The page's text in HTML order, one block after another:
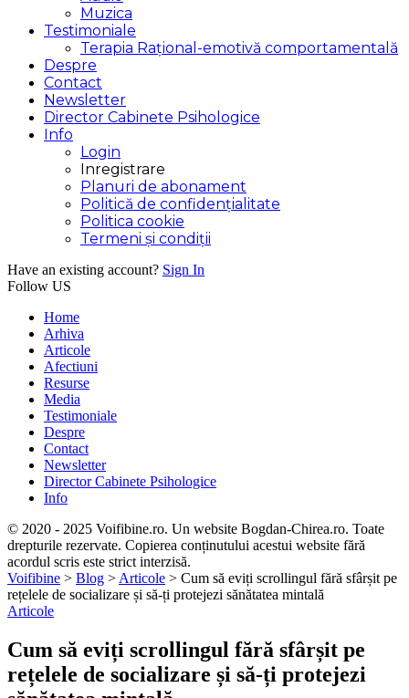
Muzica
Testimoniale
Terapia Rațional-emotivă comportamentală
Despre
Contact
Newsletter
Director Cabinete Psihologice
Info
Login
Inregistrare
Planuri de abonament
Politică de confidențialitate
Politica cookie
Termeni și condiții
Have an existing account? Sign In
Follow US
Home
Arhiva
Articole
Afectiuni
Resurse
Media
Testimoniale
Despre
Contact
Newsletter
Director Cabinete Psihologice
Info
© 2020 - 2025 Voifibine.ro. Un website Bogdan-Chirea.ro. Toate
drepturile rezervate. Copierea conținutului acestui website fără
acordul scris este strict interzisă.
Voifibine > Blog > Articole > Cum să eviți scrollingul fără sfârșit pe
rețelele de socializare și să-ți protejezi sănătatea mintală
Articole
Cum să eviți scrollingul fără sfârșit pe
rețelele de socializare și să-ți protejezi